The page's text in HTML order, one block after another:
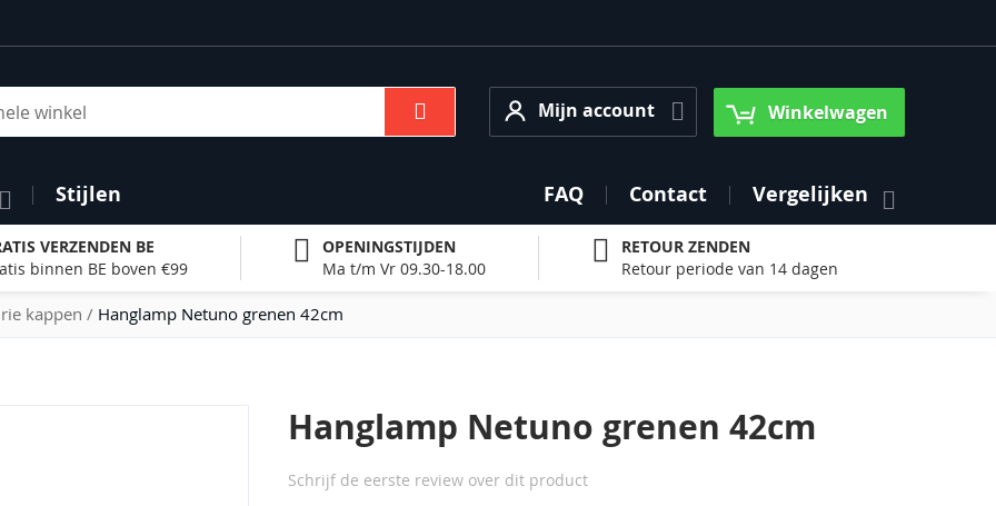
Mijn account
Mijn account Winkelwagen
Stijlen FAQ Contact Vergelijken
VERZENDEN BE
binnen BE boven €99
OPENINGSTIJDEN
Ma t/m Vr 09.30-18.00
RETOUR ZENDEN
Retour periode van 14 dagen
kappen Hanglamp Netuno grenen 42cm
Hanglamp Netuno grenen 42cm
Schrijf de eerste review over dit product